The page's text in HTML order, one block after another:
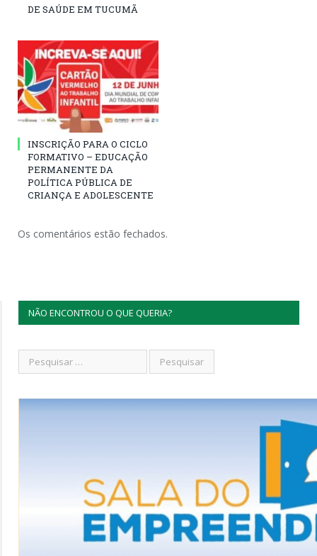
DE SAÚDE EM TUCUMÃ
INSCRIÇÃO PARA O CICLO
FORMATIVO – EDUCAÇÃO
PERMANENTE DA
POLÍTICA PÚBLICA DE
CRIANÇA E ADOLESCENTE
Os comentários estão fechados.
NÃO ENCONTROU O QUE QUERIA?